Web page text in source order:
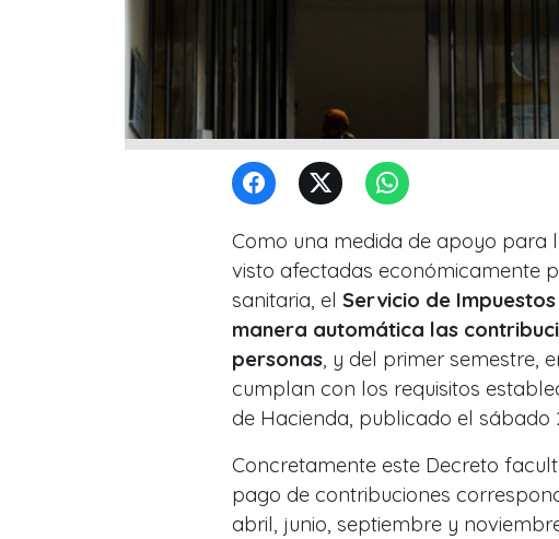
Como una medida de apoyo para
visto afectadas económicamente
sanitaria, el Servicio de
manera automática las
personas , y del primer semestre,
cumplan con los requisitos
de Hacienda, publicado el sábado
Concretamente este Decreto
pago de contribuciones
abril, junio, septiembre y